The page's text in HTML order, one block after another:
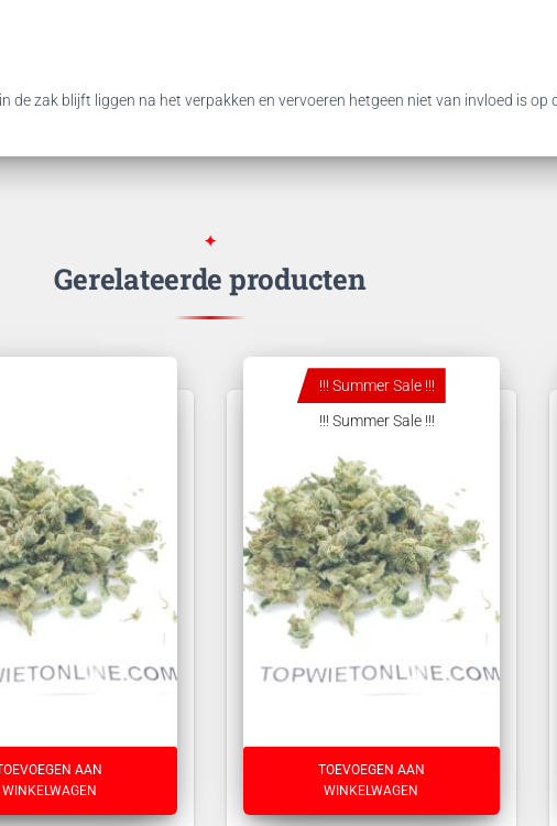
de zak blijft liggen na het verpakken en vervoeren hetgeen niet van invloed is op
Gerelateerde producten
AAN
WINKELWAGEN
!!! Summer Sale !!!
!!! Summer Sale !!!
TOEVOEGEN AAN
WINKELWAGEN